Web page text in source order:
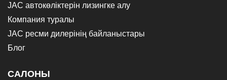
JAC автокөліктерін лизингке алу
Компания туралы
JAC ресми дилерінің байланыстары
Блог
САЛОНЫ